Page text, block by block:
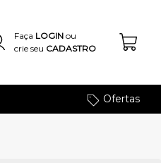
Faça LOGIN ou
crie seu CADASTRO
Ofertas